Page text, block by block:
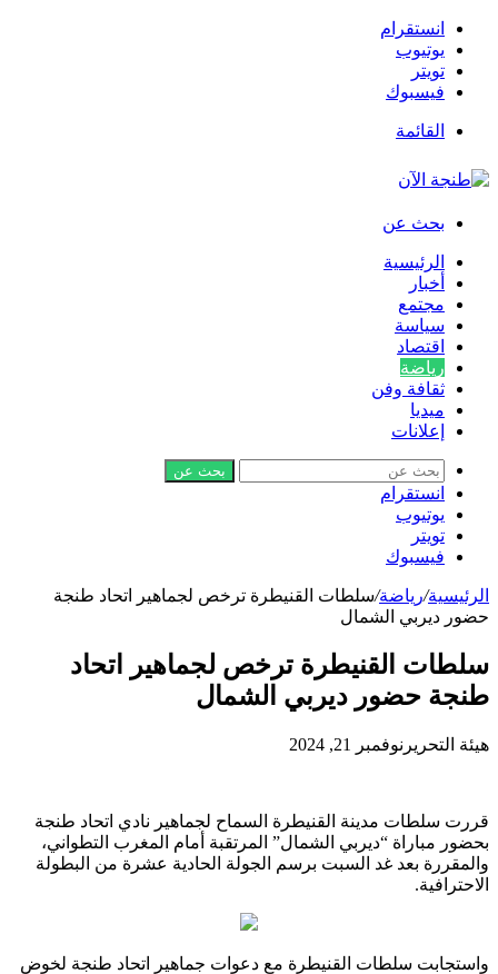
انستقرام
يوتيوب
تويتر
فيسبوك
القائمة
بحث عن
الرئيسية
أخبار
مجتمع
سياسة
اقتصاد
رياضة
ثقافة وفن
ميديا
إعلانات
بحث عن
انستقرام
يوتيوب
تويتر
فيسبوك
الرئيسية/رياضة/سلطات القنيطرة ترخص لجماهير اتحاد طنجة
حضور ديربي الشمال
سلطات القنيطرة ترخص لجماهير اتحاد
طنجة حضور ديربي الشمال
هيئة التحرير نوفمبر 21, 2024
قررت سلطات مدينة القنيطرة السماح لجماهير نادي اتحاد طنجة
بحضور مباراة “ديربي الشمال” المرتقبة أمام المغرب التطواني،
والمقررة بعد غد السبت برسم الجولة الحادية عشرة من البطولة
الاحترافية.
واستجابت سلطات القنيطرة مع دعوات جماهير اتحاد طنجة لخوض